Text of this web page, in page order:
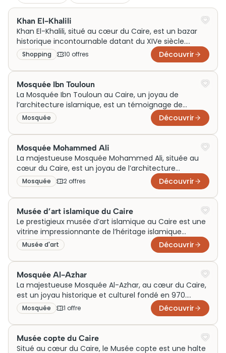
Khan El-Khalili
Khan El-Khalili, situé au cœur du Caire, est un bazar
historique incontournable datant du XIVe siècle.
Véritable labyrinthe de ruelles animées, il reflète l’âme
commerçante et artisanale de l’Égypte. Jadis un point
névralgique des caravanes reliant l’Afrique à l’Orient, il
abrite aujourd’hui des échoppes de bijoux, de
souvenirs et des cafés traditionnels. Ce lieu vibrant
offre aux visiteurs une immersion authentique dans la
culture et l’histoire cairote.
Shopping 10 offres Découvrir
Mosquée Ibn Touloun
La Mosquée Ibn Touloun au Caire, un joyau de
l’architecture islamique, est un témoignage de
l’ingéniosité du IXe siècle. Construite par Ahmad Ibn
Touloun, elle se distingue par ses arcs élégants et son
minaret en spirale unique. Autrefois centre de prière,
elle est aujourd’hui un site incontournable pour les
voyageurs.
Mosquée Découvrir
Mosquée Mohammed Ali
La majestueuse Mosquée Mohammed Ali, située au
cœur du Caire, est un joyau de l’architecture
islamique et un symbole incontournable du
patrimoine égyptien. Érigée au XIXe siècle, elle reflète
le style ottoman avec ses impressionnantes coupoles
et minarets. Initialement conçue pour manifester la
puissance religieuse et politique, elle attire aujourd’hui
des milliers de visiteurs. Pour une visite enrichissante,
réservez vos billets à l’avance et découvrez ses
trésors historiques et culturels inestimables.
Mosquée 2 offres Découvrir
Musée d’art islamique du Caire
Le prestigieux musée d’art islamique au Caire est une
vitrine impressionnante de l’héritage islamique
mondial. Ce chef-d’œuvre architectural, alliant
élégance orientale et détails artistiques, offre un
aperçu unique des trésors islamiques à travers les
siècles. Initialement conçu pour célébrer et préserver
cet art, il est aujourd’hui un incontournable pour les
amateurs d’histoire. Les billets pour la visite se
vendent rapidement tant l’attraction est populaire
auprès des touristes et locaux.
Musée d'art Découvrir
Mosquée Al-Azhar
La majestueuse Mosquée Al-Azhar, au cœur du Caire,
est un joyau historique et culturel fondé en 970.
Initialement, d’une école théologique, elle est
devenue un centre mondial de savoir islamique. Son
architecture époustouflante mêle délicatement les
styles fatimide, mamelouk et ottoman. Aujourd’hui, la
mosquée attire de nombreux visiteurs, et il est
Mosquée 1 offre Découvrir
Musée copte du Caire
Situé au cœur du Caire, le Musée copte est une halte